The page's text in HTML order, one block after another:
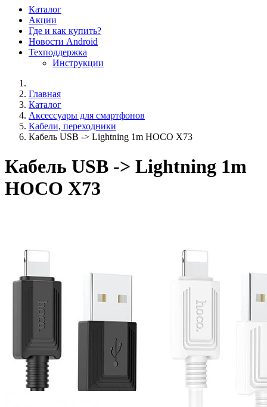
Каталог
Акции
Где и как купить?
Новости Android
Техподдержка
Инструкции
Главная
Каталог
Аксессуары для смартфонов
Кабели, переходники
Кабель USB -> Lightning 1m HOCO X73
Кабель USB -> Lightning 1m
HOCO X73